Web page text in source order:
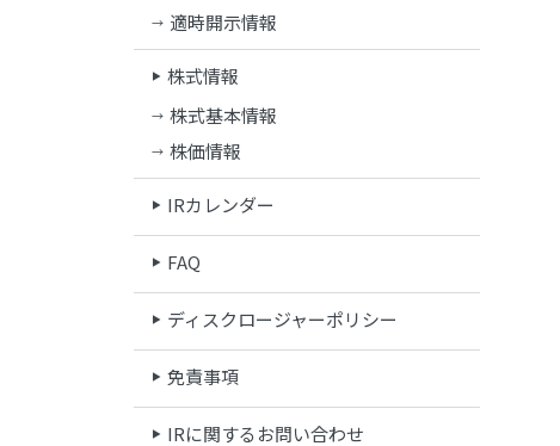
適時開示情報
株式情報
株式基本情報
株価情報
IRカレンダー
FAQ
ディスクロージャーポリシー
免責事項
IRに関するお問い合わせ